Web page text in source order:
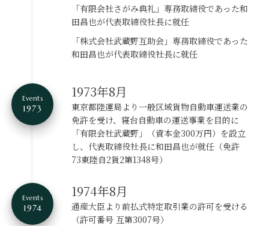
「有限会社さがみ典礼」専務取締役であった和
田昌也が代表取締役社長に就任
「株式会社武蔵野互助会」専務取締役であった
和田昌也が代表取締役社長に就任
Events
1973
1973年8月
東京都陸運局より一般区域貨物自動車運送業の
免許を受け、寝台自動車の運送事業を目的に
「有限会社武蔵野」（資本金300万円）を設立
し、代表取締役社長に和田昌也が就任（免許
73東陸自2貨2第1348号）
Events
1974
1974年8月
通産大臣より前払式特定取引業の許可を受ける
（許可番号 互第3007号）